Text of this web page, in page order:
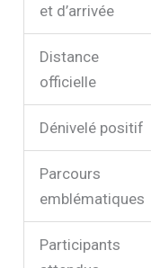
et d’arrivée
Distance
officielle
Dénivelé positif
Parcours
emblématiques
Participants